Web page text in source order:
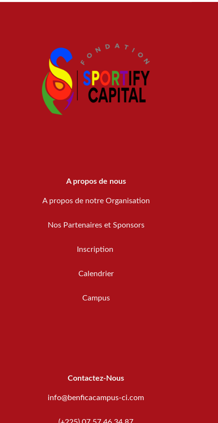
A propos de nous
A propos de notre Organisation
Nos Partenaires et Sponsors
Inscription
Calendrier
Campus
Contactez-Nous
info@benficacampus-ci.com